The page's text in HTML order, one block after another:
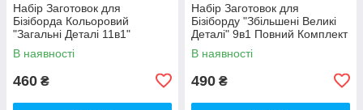
Набір Заготовок для
Бізіборда Кольоровий
"Загальні Деталі 11в1"
Базовий Комплект (+Клей,
Шурупи) Набiр Заготівель
В наявності
460 ₴
Набір Заготовок для
Бізіборду "Збільшені Великі
Деталі" 9в1 Повний Комплект
+ Всі Кріплення
В наявності
490 ₴